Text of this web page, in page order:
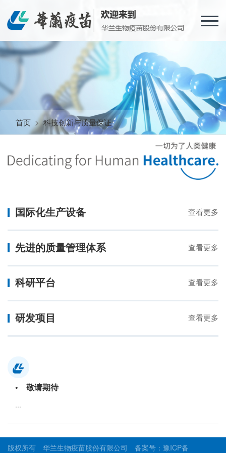
首页 > 科技创新与质量保证
国际化生产设备 查看更多
先进的质量管理体系 查看更多
科研平台 查看更多
研发项目 查看更多
• 敬请期待
...
版权所有 华兰生物疫苗股份有限公司 备案号： 豫ICP备